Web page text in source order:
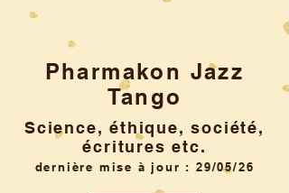
Pharmakon Jazz
Tango
Science, éthique, société,
écritures etc.
dernière mise à jour : 29/05/26